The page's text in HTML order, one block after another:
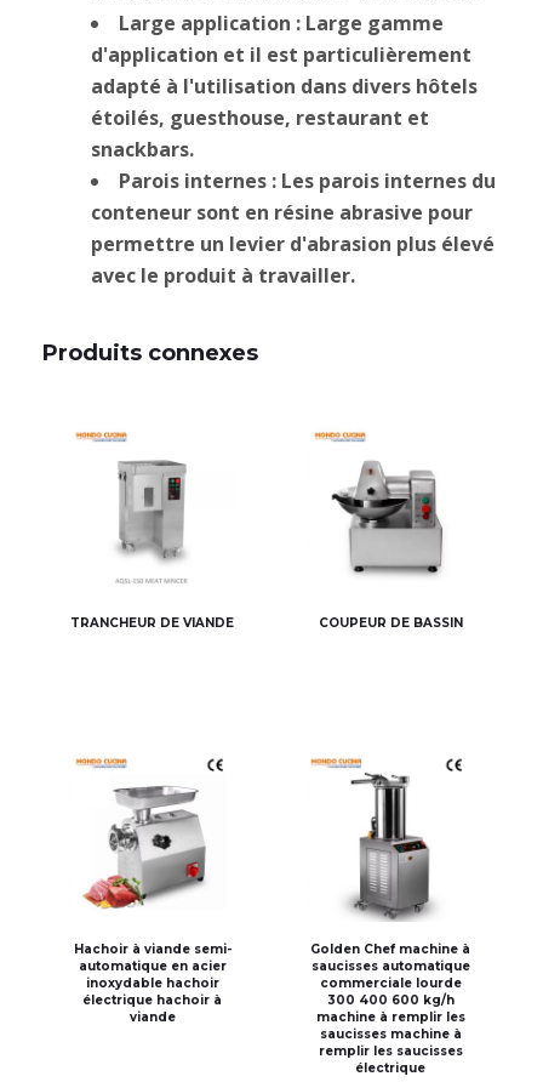
Large application : Large gamme
d'application et il est particulièrement
adapté à l'utilisation dans divers hôtels
étoilés, guesthouse, restaurant et
snackbars.
Parois internes : Les parois internes du
conteneur sont en résine abrasive pour
permettre un levier d'abrasion plus élevé
avec le produit à travailler.
Produits connexes
TRANCHEUR DE VIANDE COUPEUR DE BASSIN
Hachoir à viande semi-
automatique en acier
inoxydable hachoir
électrique hachoir à
viande
Golden Chef machine à
saucisses automatique
commerciale lourde
300 400 600 kg/h
machine à remplir les
saucisses machine à
remplir les saucisses
électrique